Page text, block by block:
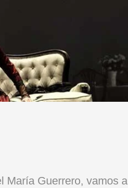
María Guerrero, vamos a